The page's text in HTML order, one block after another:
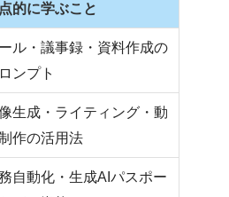
的に学ぶこと
ル・議事録・資料作成の
ンプト
生成・ライティング・動
作の活用法
自動化・生成AIパスポー